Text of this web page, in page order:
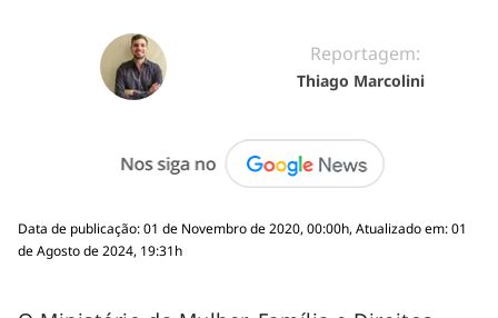
Reportagem:
Thiago Marcolini
Data de publicação: 01 de Novembro de 2020, 00:00h, Atualizado em: 01
de Agosto de 2024, 19:31h